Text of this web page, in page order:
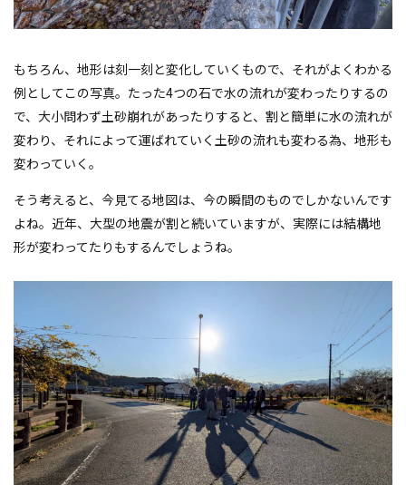
もちろん、地形は刻一刻と変化していくもので、それがよくわかる
例としてこの写真。たった4つの石で水の流れが変わったりするの
で、大小問わず土砂崩れがあったりすると、割と簡単に水の流れが
変わり、それによって運ばれていく土砂の流れも変わる為、地形も
変わっていく。
そう考えると、今見てる地図は、今の瞬間のものでしかないんです
よね。近年、大型の地震が割と続いていますが、実際には結構地
形が変わってたりもするんでしょうね。